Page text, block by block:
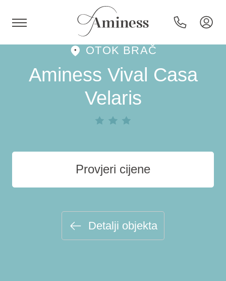
HR
Hoteli i resorti
Kampovi
Destinacije
Interesi
OTOK BRAČ
Aminess Vival Casa
Velaris
Provjeri cijene
Detalji objekta